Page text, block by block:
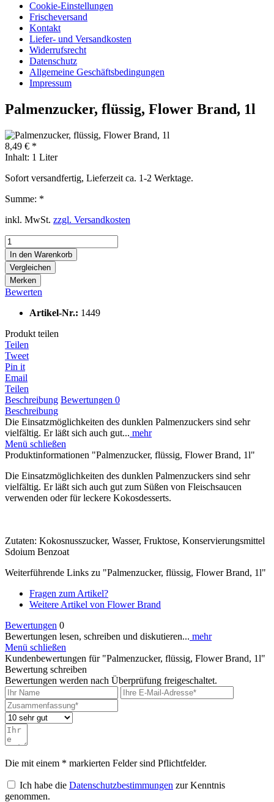
Cookie-Einstellungen
Frischeversand
Kontakt
Liefer- und Versandkosten
Widerrufsrecht
Datenschutz
Allgemeine Geschäftsbedingungen
Impressum
Palmenzucker, flüssig, Flower Brand, 1l
8,49 € *
Inhalt: 1 Liter
Sofort versandfertig, Lieferzeit ca. 1-2 Werktage.
Summe: *
inkl. MwSt. zzgl. Versandkosten
In den Warenkorb
Vergleichen
Merken
Bewerten
Artikel-Nr.: 1449
Produkt teilen
Teilen
Tweet
Pin it
Email
Teilen
Beschreibung Bewertungen 0
Beschreibung
Die Einsatzmöglichkeiten des dunklen Palmenzuckers sind sehr
vielfältig. Er läßt sich auch gut... mehr
Menü schließen
Produktinformationen "Palmenzucker, flüssig, Flower Brand, 1l"
Die Einsatzmöglichkeiten des dunklen Palmenzuckers sind sehr
vielfältig. Er läßt sich auch gut zum Süßen von Fleischsaucen
verwenden oder für leckere Kokosdesserts.
Zutaten: Kokosnusszucker, Wasser, Fruktose, Konservierungsmittel
Sdoium Benzoat
Weiterführende Links zu "Palmenzucker, flüssig, Flower Brand, 1l"
Fragen zum Artikel?
Weitere Artikel von Flower Brand
Bewertungen 0
Bewertungen lesen, schreiben und diskutieren... mehr
Menü schließen
Kundenbewertungen für "Palmenzucker, flüssig, Flower Brand, 1l"
Bewertung schreiben
Bewertungen werden nach Überprüfung freigeschaltet.
Die mit einem * markierten Felder sind Pflichtfelder.
Ich habe die Datenschutzbestimmungen zur Kenntnis
genommen.